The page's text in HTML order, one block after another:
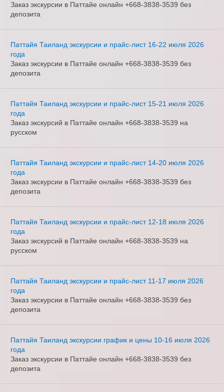
Заказ экскурсии в Паттайе онлайн +668-3838-3539 без
депозита
Паттайя Таиланд экскурсии и прайс-лист 16-22 июля 2026
года
Заказ экскурсии в Паттайе онлайн +668-3838-3539 без
депозита
Паттайя Таиланд экскурсии и прайс-лист 15-21 июля 2026
года
Заказ экскурсий в Паттайе онлайн +668-3838-3539 на
русском
Паттайя Таиланд экскурсии и прайс-лист 14-20 июля 2026
года
Заказ экскурсии в Паттайе онлайн +668-3838-3539 без
депозита
Паттайя Таиланд экскурсии и прайс-лист 12-18 июля 2026
года
Заказ экскурсий в Паттайе онлайн +668-3838-3539 на
русском
Паттайя Таиланд экскурсии и прайс-лист 11-17 июля 2026
года
Заказ экскурсии в Паттайе онлайн +668-3838-3539 без
депозита
Паттайя Таиланд экскурсии график и цены 10-16 июля 2026
года
Заказ экскурсии в Паттайе онлайн +668-3838-3539 без
депозита